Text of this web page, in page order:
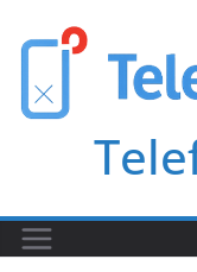
content